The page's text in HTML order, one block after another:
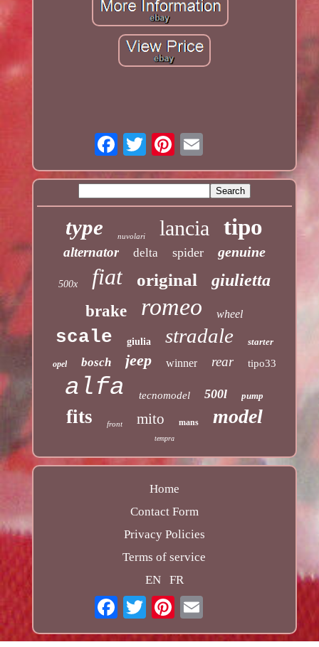
type nuvolari lancia tipo
alternator delta spider genuine
500x fiat original giulietta
brake romeo wheel
scale giulia stradale starter
opel bosch jeep winner rear tipo33
alfa tecnomodel 500l pump
fits front mito mans model
tempra
Home
Contact Form
Privacy Policies
Terms of service
EN
FR